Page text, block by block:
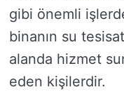
gibi önemli
binanın su
alanda hizmet
eden kişilerdir.